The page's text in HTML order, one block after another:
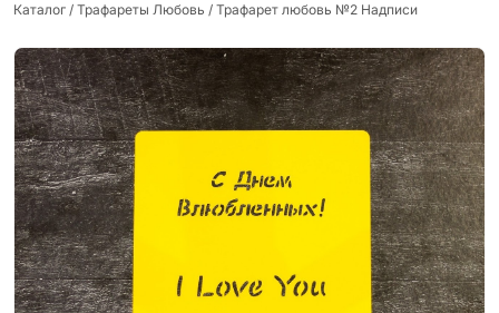
Каталог / Трафареты Любовь / Трафарет любовь №2 Надписи